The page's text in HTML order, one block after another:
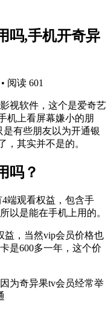
吗,手机开奇异
• 阅读 601
视软件，这个是爱奇艺
机上看屏幕嫌小的朋
有些朋友以为开通银
，其实并不是的。
吗？
端观看权益，包含手
以是能在手机上用的。
益，当然vip会员价格也
是600多一年，这个价
为奇异果tv会员经常举